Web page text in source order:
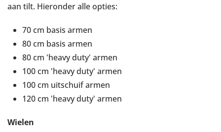
aan tilt. Hieronder alle opties:
70 cm basis armen
80 cm basis armen
80 cm 'heavy duty' armen
100 cm 'heavy duty' armen
100 cm uitschuif armen
120 cm 'heavy duty' armen
Wielen